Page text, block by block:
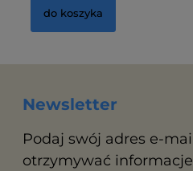
do koszyka
Newsletter
Podaj swój adres e-
otrzymywać